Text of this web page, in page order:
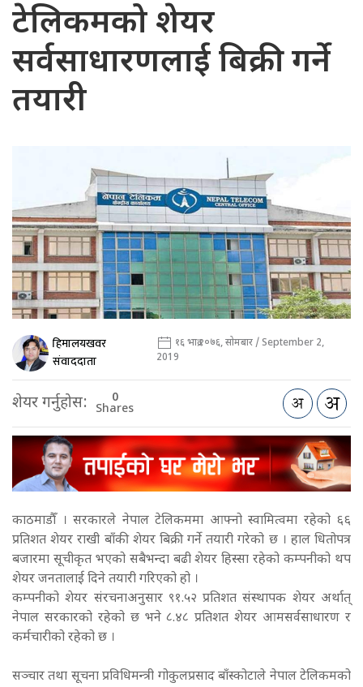
टेलिकमको शेयर
सर्वसाधारणलाई बिक्री गर्ने
तयारी
हिमालयखवर
संवाददाता
१६ भाद्र २०७६, सोमबार / September 2,
2019
शेयर गर्नुहोस: 0
Shares
काठमाडौँ । सरकारले नेपाल टेलिकममा आफ्नो स्वामित्वमा रहेको ६६
प्रतिशत शेयर राखी बाँकी शेयर बिक्री गर्ने तयारी गरेको छ । हाल धितोपत्र
बजारमा सूचीकृत भएको सबैभन्दा बढी शेयर हिस्सा रहेको कम्पनीको थप
शेयर जनतालाई दिने तयारी गरिएको हो ।
कम्पनीको शेयर संरचनाअनुसार ९१.५२ प्रतिशत संस्थापक शेयर अर्थात्
नेपाल सरकारको रहेको छ भने ८.४८ प्रतिशत शेयर आमसर्वसाधारण र
कर्मचारीको रहेको छ ।
सञ्चार तथा सूचना प्रविधिमन्त्री गोकुलप्रसाद बाँस्कोटाले नेपाल टेलिकमको